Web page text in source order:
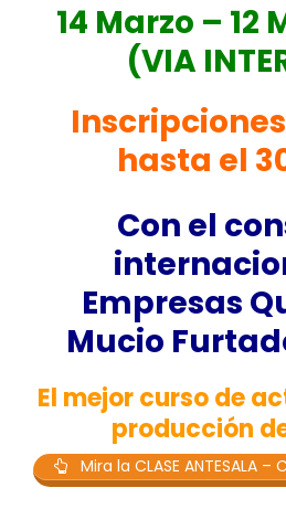
14 Marzo – 12
(VIA
hasta el
Con el
Empresas
Mucio
El mejor curso de
producción
Mira la CLASE ANTESALA –